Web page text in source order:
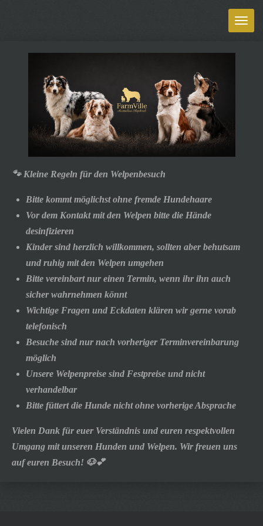
🐾 Kleine Regeln für den Welpenbesuch
Bitte kommt möglichst ohne fremde Hundehaare
Vor dem Kontakt mit den Welpen bitte die Hände
desinfizieren
Kinder sind herzlich willkommen, sollten aber behutsam
und ruhig mit den Welpen umgehen
Bitte vereinbart nur einen Termin, wenn ihr ihn auch
sicher wahrnehmen könnt
Wichtige Fragen und Eckdaten klären wir gerne vorab
telefonisch
Besuche sind nur nach vorheriger Terminvereinbarung
möglich
Unsere Welpenpreise sind Festpreise und nicht
verhandelbar
Bitte füttert die Hunde nicht ohne vorherige Absprache
Vielen Dank für euer Verständnis und euren respektvollen
Umgang mit unseren Hunden und Welpen. Wir freuen uns
auf euren Besuch! 🐶💕